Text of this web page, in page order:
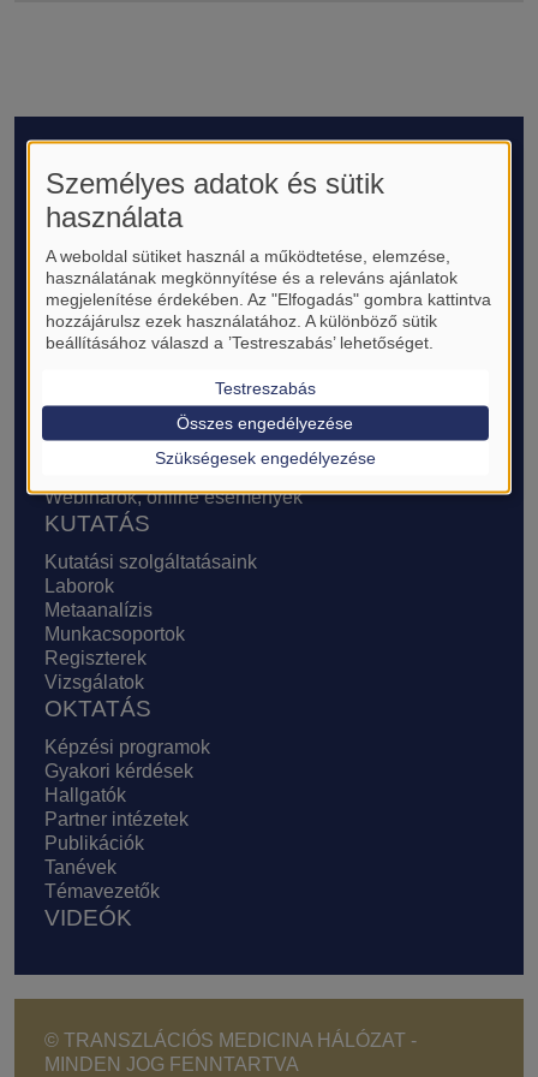
Lábléc
Bemutatkozás és történet
Működés és célok
Sajtó- és médiamegjelenések
Transzlációs Medicina Alapítvány
Transzlációs Medicina
Támogatók, támogatási lehetőségek
AKTUÁLIS
Felvételi eljárás leírása
Induló képzések
Webinarok, online események
KUTATÁS
Kutatási szolgáltatásaink
Laborok
Metaanalízis
Munkacsoportok
Regiszterek
Vizsgálatok
OKTATÁS
Képzési programok
Gyakori kérdések
Hallgatók
Partner intézetek
Publikációk
Tanévek
Témavezetők
VIDEÓK
© TRANSZLÁCIÓS MEDICINA HÁLÓZAT -
MINDEN JOG FENNTARTVA
Személyes adatok és sütik
használata
A weboldal sütiket használ a működtetése, elemzése,
használatának megkönnyítése és a releváns ajánlatok
megjelenítése érdekében. Az "Elfogadás" gombra kattintva
hozzájárulsz ezek használatához. A különböző sütik
beállításához válaszd a ’Testreszabás’ lehetőséget.
Testreszabás
Szükségesek engedélyezése
Összes engedélyezése